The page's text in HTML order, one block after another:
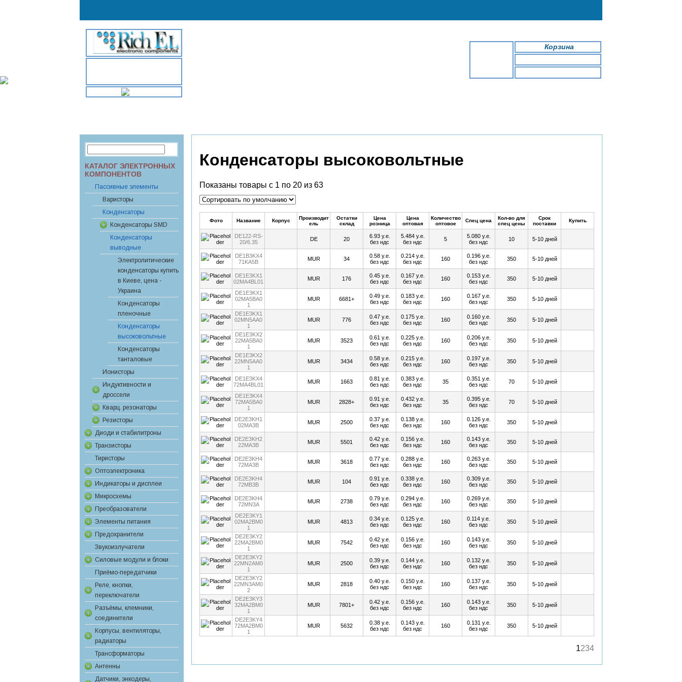
Корзина
КАТАЛОГ ЭЛЕКТРОННЫХ
КОМПОНЕНТОВ
Паccивные элементы
Варисторы
Конденсаторы
Конденсаторы SMD
Конденсаторы
выводные
Электролитические
конденсаторы купить
в Киеве, цена -
Украина
Конденсаторы
пленочные
Конденсаторы
высоковольтные
Конденсаторы
танталовые
Ионисторы
Индуктивности и
дроссели
Кварц. резонаторы
Резисторы
Диоди и стабилитроны
Транзисторы
Тиристоры
Оптоэлектроника
Индикаторы и дисплеи
Микросхемы
Преобразователи
Элементы питания
Предохранители
Звукоизлучатели
Силовые модули и блоки
Приёмо-передатчики
Реле, кнопки,
переключатели
Разъёмы, клемники,
соединители
Корпусы, вентиляторы,
радиаторы
Трансформаторы
Антенны
Датчики, энкодеры,
Конденсаторы высоковольтные
Показаны товары с 1 по 20 из 63
Фото Название Корпус
Производит
ель
Остатки
склад
Цена
розница
Цена
оптовая
Количество
оптовое
Спец цена
Кол-во для
спец цены
Срок
поставки
Купить
DE122-RS-
20/6.35
DE 20
6.93 у.е.
без ндс
5.484 у.е.
без ндс
5
5.080 у.е.
без ндс
10 5-10 дней
DE1B3KX4
71KA5B
MUR 34
0.58 у.е.
без ндс
0.214 у.е.
без ндс
160
0.196 у.е.
без ндс
350 5-10 дней
DE1E3KX1
02MA4BL01
MUR 176
0.45 у.е.
без ндс
0.167 у.е.
без ндс
160
0.153 у.е.
без ндс
350 5-10 дней
DE1E3KX1
02MA5BA0
1
MUR 6681+
0.49 у.е.
без ндс
0.183 у.е.
без ндс
160
0.167 у.е.
без ндс
350 5-10 дней
DE1E3KX1
02MN5AA0
1
MUR 776
0.47 у.е.
без ндс
0.175 у.е.
без ндс
160
0.160 у.е.
без ндс
350 5-10 дней
DE1E3KX2
22MA5BA0
1
MUR 3523
0.61 у.е.
без ндс
0.225 у.е.
без ндс
160
0.206 у.е.
без ндс
350 5-10 дней
DE1E3KX2
22MN5AA0
1
MUR 3434
0.58 у.е.
без ндс
0.215 у.е.
без ндс
160
0.197 у.е.
без ндс
350 5-10 дней
DE1E3KX4
72MA4BL01
MUR 1663
0.81 у.е.
без ндс
0.383 у.е.
без ндс
35
0.351 у.е.
без ндс
70 5-10 дней
DE1E3KX4
72MA5BA0
1
MUR 2828+
0.91 у.е.
без ндс
0.432 у.е.
без ндс
35
0.395 у.е.
без ндс
70 5-10 дней
DE2E3KH1
02MA3B
MUR 2500
0.37 у.е.
без ндс
0.138 у.е.
без ндс
160
0.126 у.е.
без ндс
350 5-10 дней
DE2E3KH2
22MA3B
MUR 5501
0.42 у.е.
без ндс
0.156 у.е.
без ндс
160
0.143 у.е.
без ндс
350 5-10 дней
DE2E3KH4
72MA3B
MUR 3618
0.77 у.е.
без ндс
0.288 у.е.
без ндс
160
0.263 у.е.
без ндс
350 5-10 дней
DE2E3KH4
72MB3B
MUR 104
0.91 у.е.
без ндс
0.338 у.е.
без ндс
160
0.309 у.е.
без ндс
350 5-10 дней
DE2E3KH4
72MN3A
MUR 2738
0.79 у.е.
без ндс
0.294 у.е.
без ндс
160
0.269 у.е.
без ндс
350 5-10 дней
DE2E3KY1
02MA2BM0
1
MUR 4813
0.34 у.е.
без ндс
0.125 у.е.
без ндс
160
0.114 у.е.
без ндс
350 5-10 дней
DE2E3KY2
22MA2BM0
1
MUR 7542
0.42 у.е.
без ндс
0.156 у.е.
без ндс
160
0.143 у.е.
без ндс
350 5-10 дней
DE2E3KY2
22MN2AM0
1
MUR 2500
0.39 у.е.
без ндс
0.144 у.е.
без ндс
160
0.132 у.е.
без ндс
350 5-10 дней
DE2E3KY2
22MN3AM0
2
MUR 2818
0.40 у.е.
без ндс
0.150 у.е.
без ндс
160
0.137 у.е.
без ндс
350 5-10 дней
DE2E3KY3
32MA2BM0
1
MUR 7801+
0.42 у.е.
без ндс
0.156 у.е.
без ндс
160
0.143 у.е.
без ндс
350 5-10 дней
DE2E3KY4
72MA2BM0
1
MUR 5632
0.38 у.е.
без ндс
0.143 у.е.
без ндс
160
0.131 у.е.
без ндс
350 5-10 дней
1234